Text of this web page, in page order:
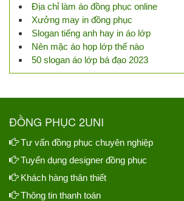
Địa chỉ làm áo đồng phục online
Xưởng may in đồng phục
Slogan tiếng anh hay in áo lớp
Nên mặc áo họp lớp thế nào
50 slogan áo lớp bá đạo 2023
ĐỒNG PHỤC 2UNI
Tư vấn đồng phục chuyên nghiệp
Tuyển dụng designer đồng phục
Khách hàng thân thiết
Thông tin thanh toán